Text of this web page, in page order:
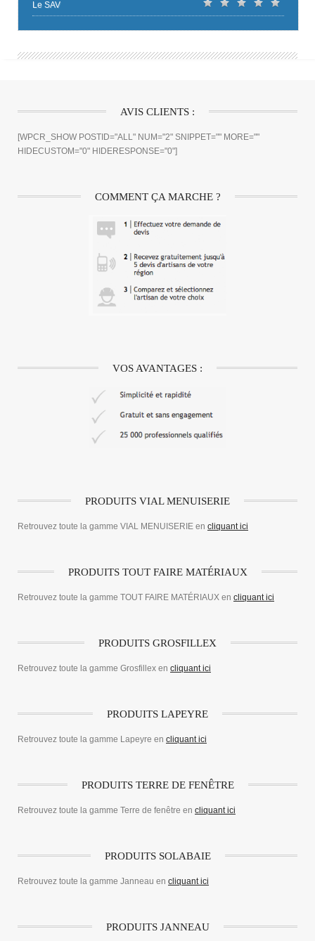
Le SAV
AVIS CLIENTS :
[WPCR_SHOW POSTID="ALL" NUM="2" SNIPPET="" MORE=""
HIDECUSTOM="0" HIDERESPONSE="0"]
COMMENT ÇA MARCHE ?
VOS AVANTAGES :
PRODUITS VIAL MENUISERIE
Retrouvez toute la gamme VIAL MENUISERIE en cliquant ici
PRODUITS TOUT FAIRE MATÉRIAUX
Retrouvez toute la gamme TOUT FAIRE MATÉRIAUX en cliquant ici
PRODUITS GROSFILLEX
Retrouvez toute la gamme Grosfillex en cliquant ici
PRODUITS LAPEYRE
Retrouvez toute la gamme Lapeyre en cliquant ici
PRODUITS TERRE DE FENÊTRE
Retrouvez toute la gamme Terre de fenêtre en cliquant ici
PRODUITS SOLABAIE
Retrouvez toute la gamme Janneau en cliquant ici
PRODUITS JANNEAU